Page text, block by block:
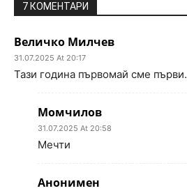
7 КОМЕНТАРИ
Величко Милчев
31.07.2025 At 20:17
Тази година първомай сме първи.
Момчилов
31.07.2025 At 20:58
Мечти
Анонимен